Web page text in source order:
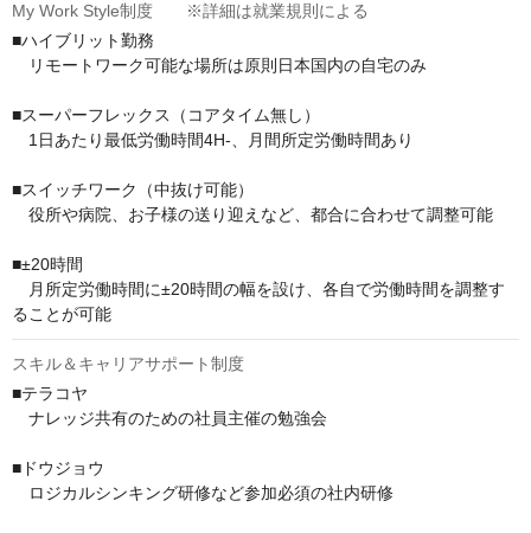
My Work Style制度 ※詳細は就業規則による
■ハイブリット勤務
リモートワーク可能な場所は原則日本国内の自宅のみ
■スーパーフレックス（コアタイム無し）
1日あたり最低労働時間4H-、月間所定労働時間あり
■スイッチワーク（中抜け可能）
役所や病院、お子様の送り迎えなど、都合に合わせて調整可能
■±20時間
月所定労働時間に±20時間の幅を設け、各自で労働時間を調整す
ることが可能
スキル＆キャリアサポート制度
■テラコヤ
ナレッジ共有のための社員主催の勉強会
■ドウジョウ
ロジカルシンキング研修など参加必須の社内研修